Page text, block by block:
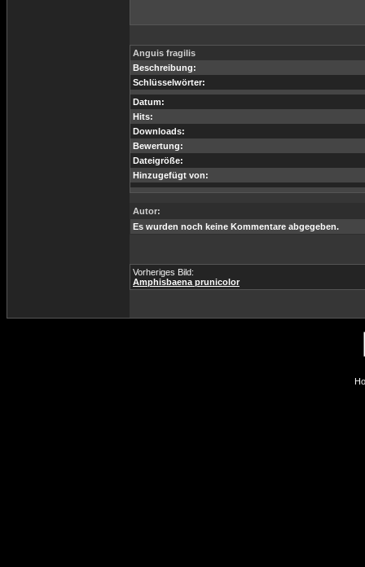
Anguis fragilis
Beschreibung:
Schlüsselwörter:
Datum:
Hits:
Downloads:
Bewertung:
Dateigröße:
Hinzugefügt von:
Autor:
Es wurden noch keine Kommentare abgegeben.
Vorheriges Bild:
Amphisbaena prunicolor